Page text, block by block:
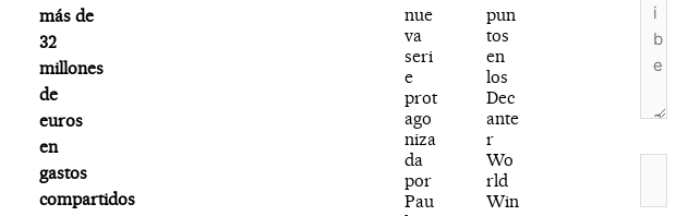
más de
32
millones
de
euros
en
gastos
compartidos
nue
va
seri
e
prot
ago
niza
da
por
Pau
pun
tos
en
los
Dec
ante
r
Wo
rld
Win